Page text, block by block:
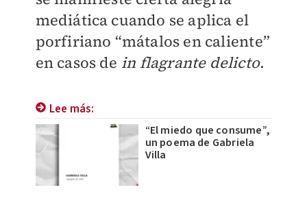
mediática cuando se aplica el
porfiriano “mátalos en caliente”
en casos de in flagrante delicto.
Lee más:
“El miedo que consume”,
un poema de Gabriela
Villa